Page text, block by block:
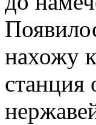
нахожу